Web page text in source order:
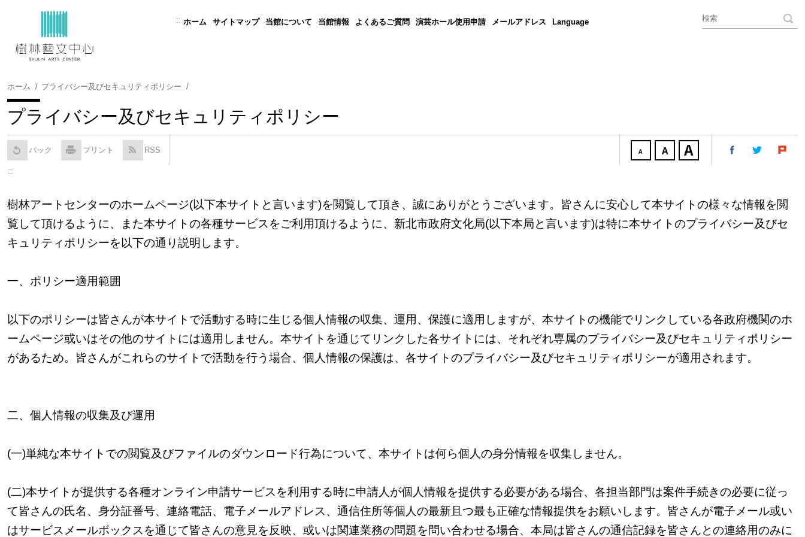
::: ホーム サイトマップ 当館について 当館情報 よくあるご質問 演芸ホール使用申請 メールアドレス Language
ホーム プライバシー及びセキュリティポリシー
プライバシー及びセキュリティポリシー
バック プリント RSS
:::
樹林アートセンターのホームページ(以下本サイトと言います)を閲覧して頂き、誠にありがとうございます。皆さんに安心して本サイトの様々な情報を閲
覧して頂けるように、また本サイトの各種サービスをご利用頂けるように、新北市政府文化局(以下本局と言います)は特に本サイトのプライバシー及びセ
キュリティポリシーを以下の通り説明します。
一、 ポリシー適用範囲
以下のポリシーは皆さんが本サイトで活動する時に生じる個人情報の収集、運用、保護に適用しますが、本サイトの機能でリンクしている各政府機関のホ
ームページ或いはその他のサイトには適用しません。本サイトを通じてリンクした各サイトには、それぞれ専属のプライバシー及びセキュリティポリシー
があるため。皆さんがこれらのサイトで活動を行う場合、個人情報の保護は、各サイトのプライバシー及びセキュリティポリシーが適用されます。
二、 個人情報の収集及び運用
(一)単純な本サイトでの閲覧及びファイルのダウンロード行為について、本サイトは何ら個人の身分情報を収集しません。
(二)本サイトが提供する各種オンライン申請サービスを利用する時に申請人が個人情報を提供する必要がある場合、各担当部門は案件手続きの必要に従っ
て皆さんの氏名、身分証番号、連絡電話、電子メールアドレス、通信住所等個人の最新且つ最も正確な情報提供をお願いします。皆さんが電子メール或い
はサービスメールボックスを通じて皆さんの意見を反映、或いは関連業務の問題を問い合わせる場合、本局は皆さんの通信記録を皆さんとの連絡用のみに